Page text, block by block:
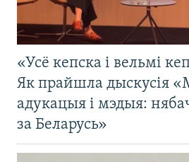
«Усё кепска і вельмі
Як прайшла дыскусія
адукацыя і мэдыя:
за Беларусь»